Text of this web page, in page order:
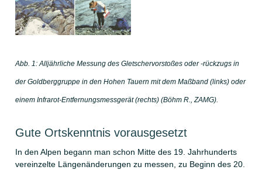
Abb. 1: Alljährliche Messung des Gletschervorstoßes oder -rückzugs in
der Goldberggruppe in den Hohen Tauern mit dem Maßband (links) oder
einem Infrarot-Entfernungsmessgerät (rechts) (Böhm R., ZAMG).
Gute Ortskenntnis vorausgesetzt
In den Alpen begann man schon Mitte des 19. Jahrhunderts
vereinzelte Längenänderungen zu messen, zu Beginn des 20.